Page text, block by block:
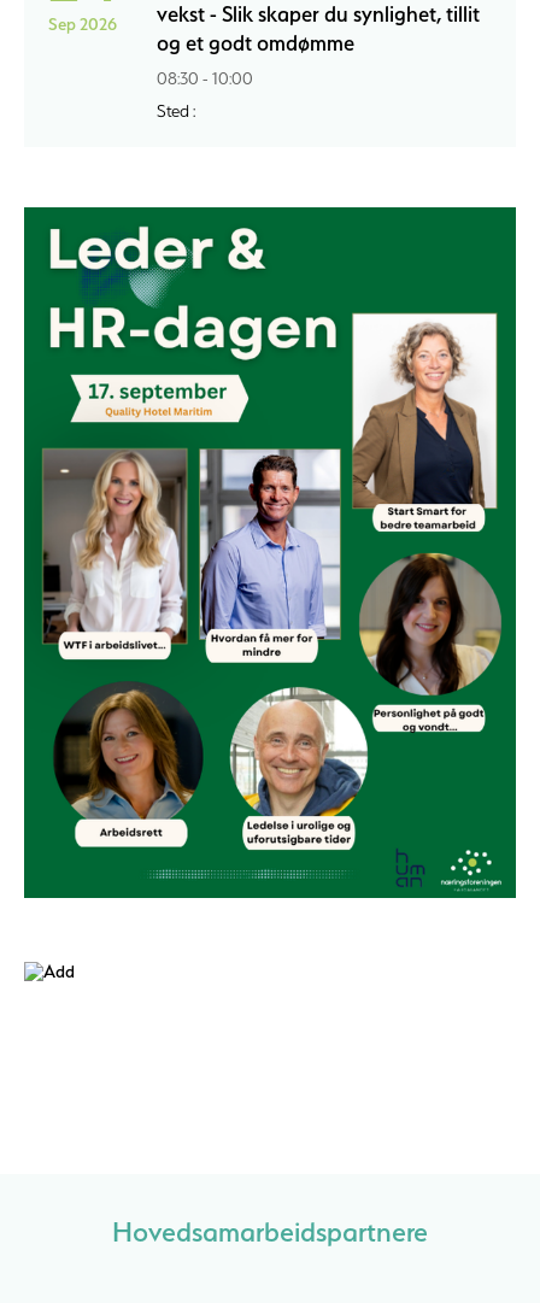
Sep 2026
vekst - Slik skaper du synlighet, tillit
og et godt omdømme
08:30 - 10:00
Sted :
Hovedsamarbeidspartnere